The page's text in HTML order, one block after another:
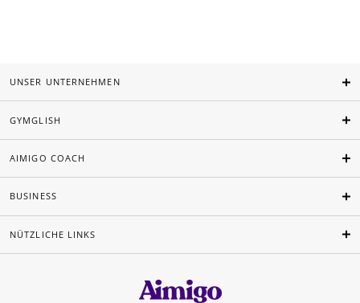
UNSER UNTERNEHMEN
GYMGLISH
AIMIGO COACH
BUSINESS
NÜTZLICHE LINKS